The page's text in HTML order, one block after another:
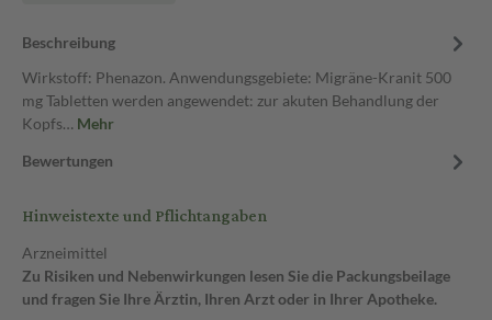
Beschreibung
Wirkstoff: Phenazon. Anwendungsgebiete: Migräne-Kranit 500
mg Tabletten werden angewendet: zur akuten Behandlung der
Kopfs… Mehr
Bewertungen
Hinweistexte und Pflichtangaben
Arzneimittel
Zu Risiken und Nebenwirkungen lesen Sie die Packungsbeilage
und fragen Sie Ihre Ärztin, Ihren Arzt oder in Ihrer Apotheke.